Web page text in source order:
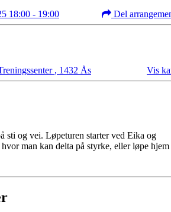
18:00 - 19:00 Del
, 1432 Ås Vis
sti og vei. Løpeturen starter ved Eika og
man kan delta på styrke, eller løpe hjem